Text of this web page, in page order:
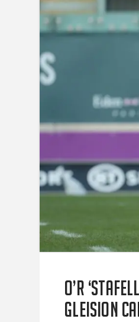
O’r
Gleision